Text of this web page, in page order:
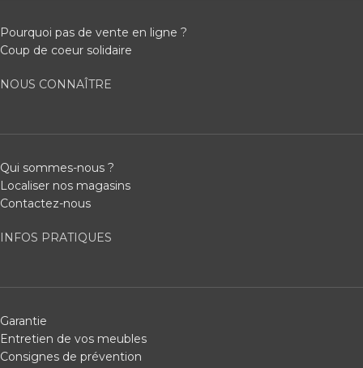
Pourquoi pas de vente en ligne ?
Coup de coeur solidaire
NOUS CONNAÎTRE
Qui sommes-nous ?
Localiser nos magasins
Contactez-nous
INFOS PRATIQUES
Garantie
Entretien de vos meubles
Consignes de prévention